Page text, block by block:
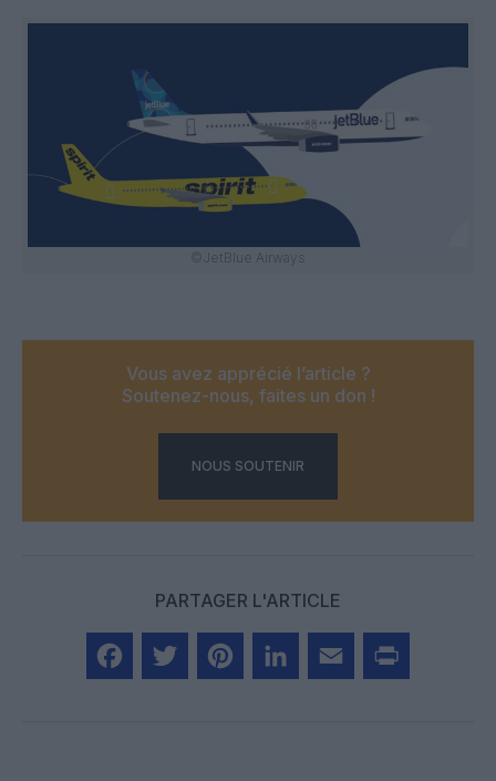
©JetBlue Airways
Vous avez apprécié l’article ?
Soutenez-nous, faites un don !
NOUS SOUTENIR
PARTAGER L'ARTICLE